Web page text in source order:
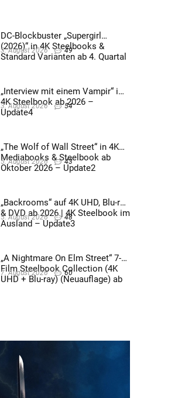
DC-Blockbuster „Supergirl
(2026)“ in 4K Steelbooks &
Standard Varianten ab 4. Quartal
3. August 2026 49
„Interview mit einem Vampir“ im
4K Steelbook ab 2026 –
Update4
3. August 2026 54
„The Wolf of Wall Street“ in 4K
Mediabooks & Steelbook ab
Oktober 2026 – Update2
5. August 2026 43
„Backrooms“ auf 4K UHD, Blu-ray
& DVD ab 2026 | 4K Steelbook im
Ausland – Update3
5. August 2026 48
„A Nightmare On Elm Street“ 7-
Film Steelbook Collection (4K
UHD + Blu-ray) (Neuauflage) ab
7. August 2026 60